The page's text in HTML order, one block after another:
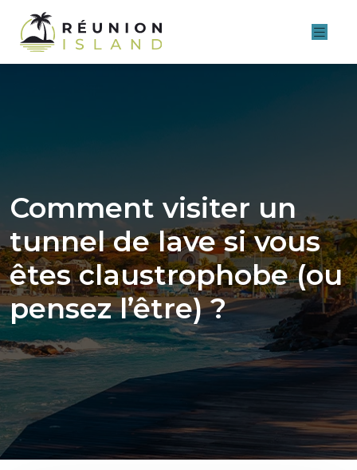
Comment visiter un
tunnel de lave si vous
êtes claustrophobe (ou
pensez l’être) ?